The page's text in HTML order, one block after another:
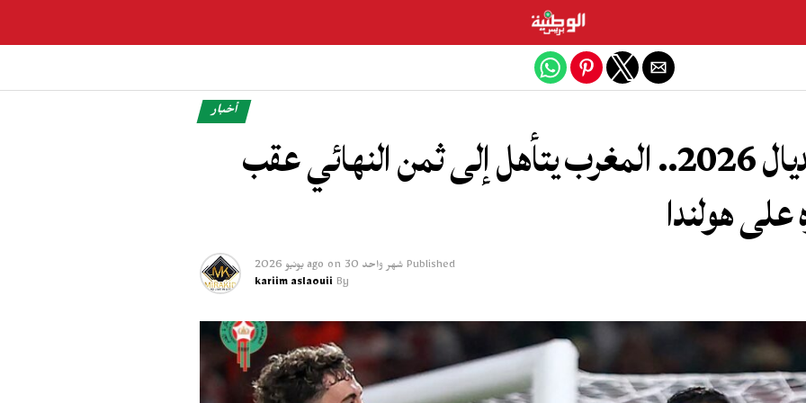
أخبار
مونديال 2026.. المغرب يتأهل إلى ثمن النهائي عقب
على هولندا
Published شهر واحد ago on 30 يونيو 2026
By
kariim aslaouii
Exit mobile version